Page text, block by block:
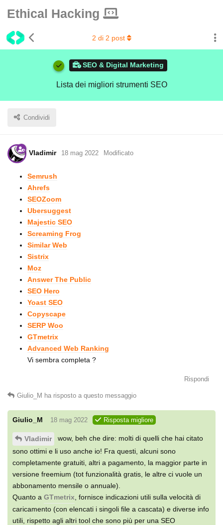
Ethical Hacking
SEO & Digital Marketing
Lista dei migliori strumenti SEO
Condividi
2 di 2 post
Vladimir 18 mag 2022 Modificato
Semrush
Ahrefs
SEOZoom
Ubersuggest
Majestic SEO
Screaming Frog
Similar Web
Sistrix
Moz
Answer The Public
SEO Hero
Yoast SEO
Copyscape
SERP Woo
GTmetrix
Advanced Web Ranking
Vi sembra completa ?
Rispondi
Giulio_M ha risposto a questo messaggio
Giulio_M 18 mag 2022 Risposta migliore
Vladimir
wow, beh che dire: molti di quelli che hai citato
sono ottimi e li uso anche io! Fra questi, alcuni sono
completamente gratuiti, altri a pagamento, la maggior parte in
versione freemium (tot funzionalità gratis, le altre ci vuole un
abbonamento mensile o annuale).
Quanto a GTmetrix , fornisce indicazioni utili sulla velocità di
caricamento (con elencati i singoli file a cascata) e diverse info
utili, rispetto agli altri tool che sono più per una SEO